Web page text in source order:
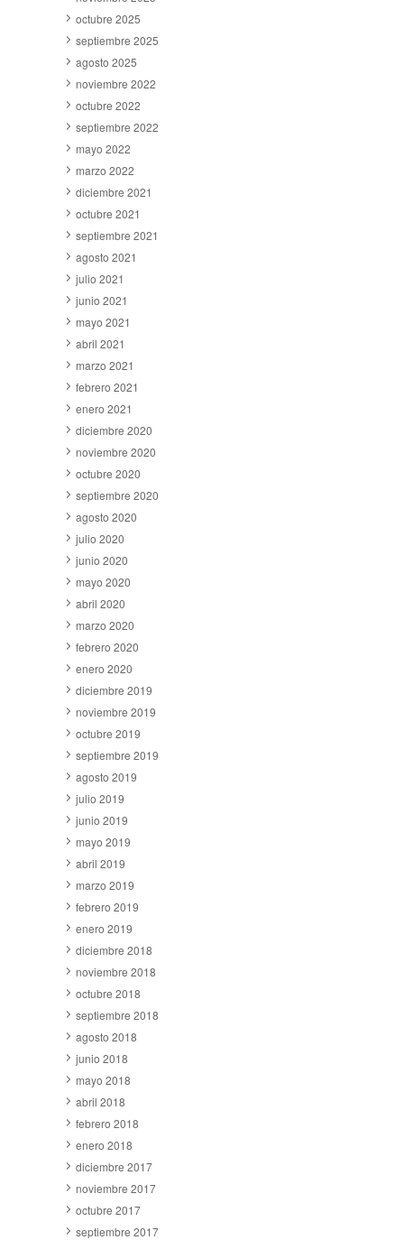
octubre 2025
septiembre 2025
agosto 2025
noviembre 2022
octubre 2022
septiembre 2022
mayo 2022
marzo 2022
diciembre 2021
octubre 2021
septiembre 2021
agosto 2021
julio 2021
junio 2021
mayo 2021
abril 2021
marzo 2021
febrero 2021
enero 2021
diciembre 2020
noviembre 2020
octubre 2020
septiembre 2020
agosto 2020
julio 2020
junio 2020
mayo 2020
abril 2020
marzo 2020
febrero 2020
enero 2020
diciembre 2019
noviembre 2019
octubre 2019
septiembre 2019
agosto 2019
julio 2019
junio 2019
mayo 2019
abril 2019
marzo 2019
febrero 2019
enero 2019
diciembre 2018
noviembre 2018
octubre 2018
septiembre 2018
agosto 2018
junio 2018
mayo 2018
abril 2018
febrero 2018
enero 2018
diciembre 2017
noviembre 2017
octubre 2017
septiembre 2017